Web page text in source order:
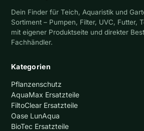
Dein Finder für Teich, Aquaristik und
Sortiment – Pumpen, Filter, UVC, Futter,
mit eigener Produktseite und direkter
Fachhändler.
Kategorien
Pflanzenschutz
AquaMax Ersatzteile
FiltoClear Ersatzteile
Oase LunAqua
BioTec Ersatzteile